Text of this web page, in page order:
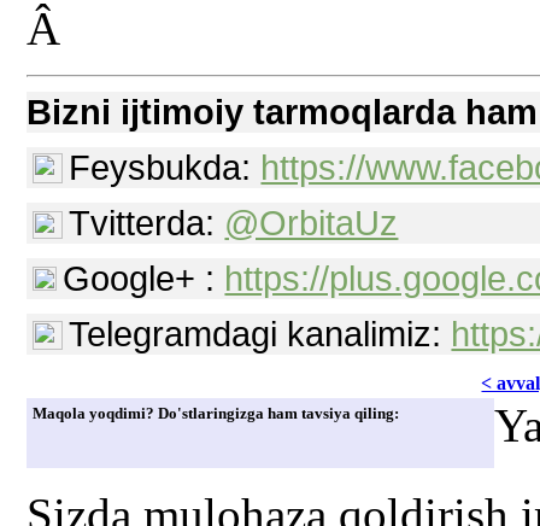
Â
Bizni ijtimoiy tarmoqlarda
Feysbukda: https://
Tvitterda: @OrbitaUz
Google+ : https://
Telegramdagi kanalimiz:
<
Maqola yoqdimi? Do'stlaringizga ham tavsiya qiling:
Sizda mulohaza qoldirish